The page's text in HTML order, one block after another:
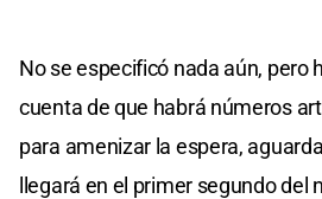
No se especificó nada aún, pero
cuenta de que habrá números
para amenizar la espera,
llegará en el primer segundo del